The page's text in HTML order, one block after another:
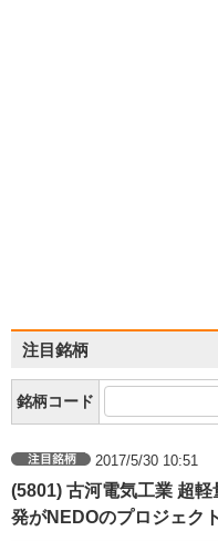
注目銘柄
銘柄コード
2017/5/30 10:51
(5801) 古河電気工業 超軽
発がNEDOのプロジェク